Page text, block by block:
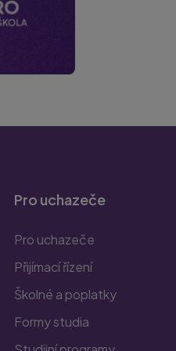
Pro uchazeče
Pro uchazeče
Přijímací řízení
Školné a poplatky
Formy studia